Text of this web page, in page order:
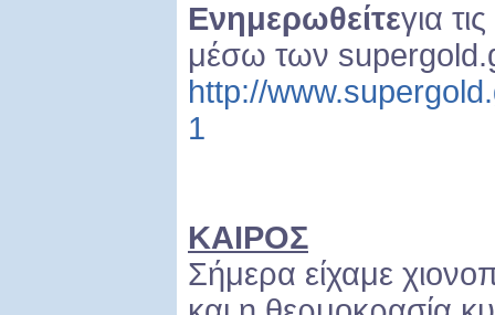
Ενημερωθείτεγια
μέσω των
http://
1
ΚΑΙΡΟΣ
Σήμερα είχαμε